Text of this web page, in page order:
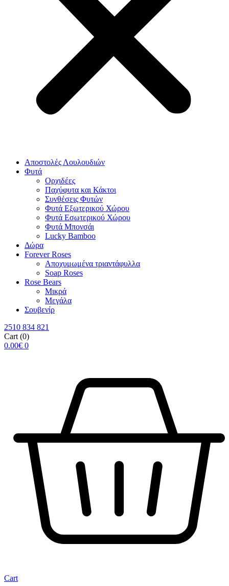
Αποστολές Λουλουδιών
Φυτά
Ορχιδέες
Παχύφυτα και Κάκτοι
Συνθέσεις Φυτών
Φυτά Εξωτερικού Χώρου
Φυτά Εσωτερικού Χώρου
Φυτά Μπονσάι
Lucky Bamboo
Δώρα
Forever Roses
Αποχυμωμένα τριαντάφυλλα
Soap Roses
Rose Βears
Μικρά
Μεγάλα
Σουβενίρ
2510 834 821
Cart (0)
0.00€ 0
Cart